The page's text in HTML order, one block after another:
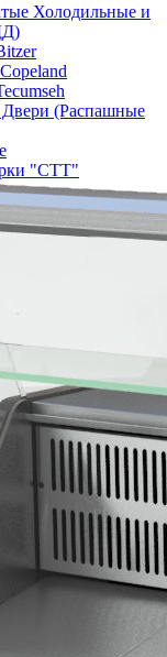
Холодильные и
(Распашные
"СТТ"